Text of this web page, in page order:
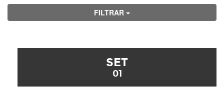
FILTRAR
SET
01